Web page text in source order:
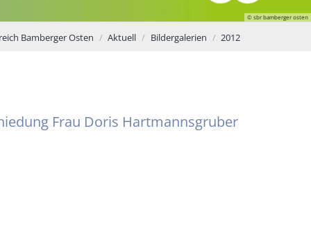
© sbr bamberger osten
Bamberger Osten Aktuell Bildergalerien 2012
Frau Doris Hartmannsgruber